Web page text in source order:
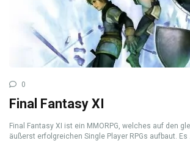
0
Final Fantasy XI
Final Fantasy XI ist ein MMORPG, welches auf den
äußerst erfolgreichen Single Player RPGs aufbaut. Es